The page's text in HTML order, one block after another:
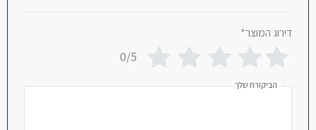
דירוג המוצר*
0/5
הביקורת שלך